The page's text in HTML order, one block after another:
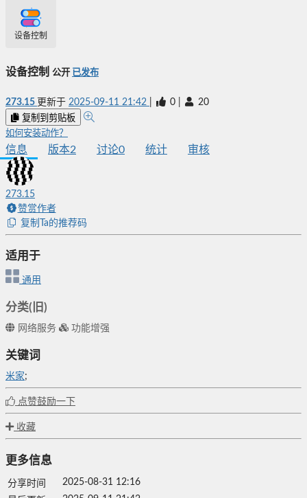
设备控制
设备控制 公开 已发布
273.15 更新于 2025-09-11 21:42 0 20
复制到剪贴板
如何安装动作？
信息 版本2 讨论0 统计 审核
273.15
赞赏作者
复制Ta的推荐码
适用于
通用
分类(旧)
网络服务 功能增强
关键词
米家;
点赞鼓励一下
收藏
更多信息
分享时间
2025-08-31 12:16